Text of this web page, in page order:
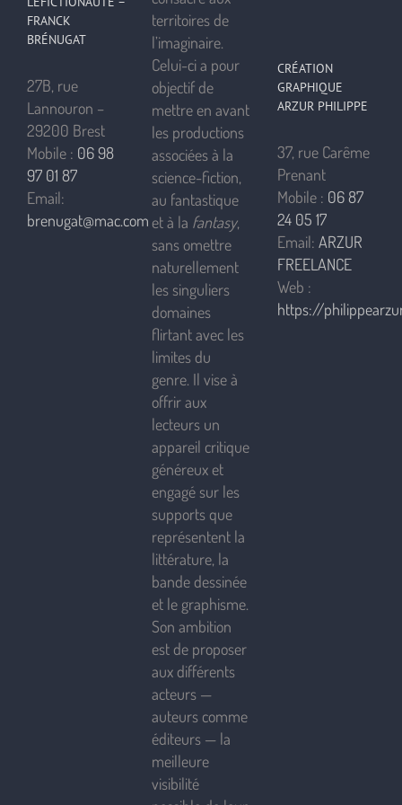
FRANCK
BRÉNUGAT
27B, rue
Lannouron –
29200 Brest
Mobile : 06 98
97 01 87
Email:
brenugat@mac.com
territoires de
l’imaginaire.
Celui-ci a pour
objectif de
mettre en avant
les productions
associées à la
science-fiction,
au fantastique
et à la fantasy,
sans omettre
naturellement
les singuliers
domaines
flirtant avec les
limites du
genre. Il vise à
offrir aux
lecteurs un
appareil critique
généreux et
engagé sur les
supports que
représentent la
littérature, la
bande dessinée
et le graphisme.
Son ambition
est de proposer
aux différents
acteurs —
auteurs comme
éditeurs — la
meilleure
visibilité
CRÉATION
GRAPHIQUE
ARZUR PHILIPPE
37, rue Carême
Prenant
Mobile : 06 87
24 05 17
Email: ARZUR
FREELANCE
Web :
https://